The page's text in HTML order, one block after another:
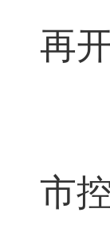
再
市